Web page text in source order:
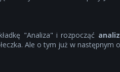
"Analiza" i rozpocząć
Ale o tym już w następnym